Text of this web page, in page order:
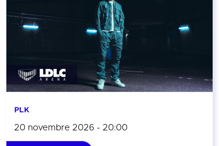
PLK
20 novembre 2026 - 20:00